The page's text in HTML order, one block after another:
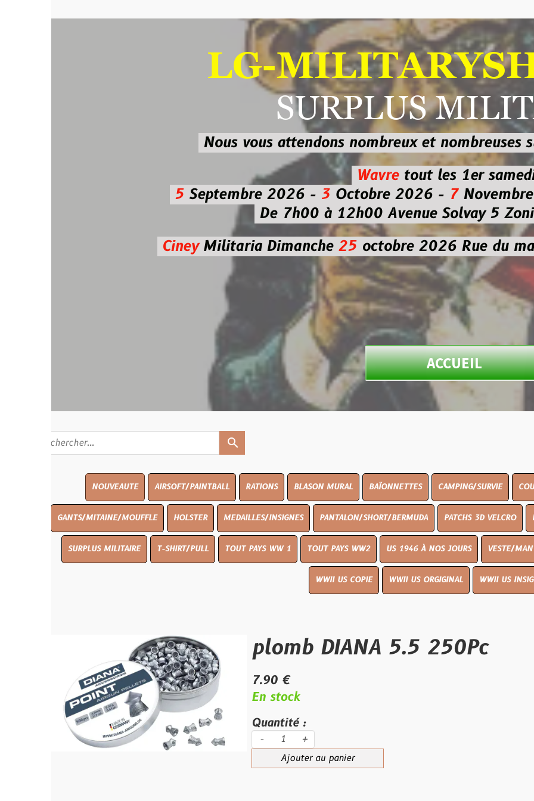
LG-
SURPLUS
Nous vous attendons nombreux et nombreusessur les
Wavre
tout les 1er samedi
Septembre 2026 -3Octobre 2026 - 7Novembre 2026
De 7h00 à 12h00 Avenue Solvay 5 Zoning
MilitariaDimanche25octobre 2026Rue du marché
ACCUEIL
AIRSOFT/PAINTBALL RATIONS BLASON MURAL BAÏONNETTES CAMPING/SURVIE COUTELLERIE
GANTS/MITAINE/MOUFFLE HOLSTER MEDAILLES/INSIGNES PANTALON/SHORT/BERMUDA PATCHS 3D VELCRO PEINTURE
SURPLUS MILITAIRE T-SHIRT/PULL TOUT PAYS WW 1 TOUT PAYS WW2 US 1946 À NOS JOURS VESTE/MANTEAU
WWII US COPIE WWII US ORGIGINAL WWII US INSIGNES
plomb DIANA 5.5 250Pc
7.90 €
En stock
Quantité :
-
Ajouter au panier